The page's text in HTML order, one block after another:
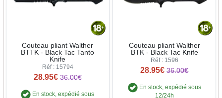
Couteau pliant Walther
BTTK - Black Tac Tanto
Knife
Réf : 15794
28.95€ 36.00€
En stock, expédié sous
Couteau pliant Walther
BTK - Black Tac Knife
Réf : 1596
28.95€ 36.00€
En stock, expédié sous
12/24h